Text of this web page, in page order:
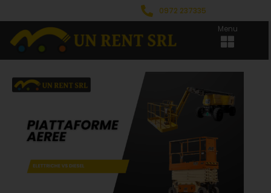
0972 237335
Menu